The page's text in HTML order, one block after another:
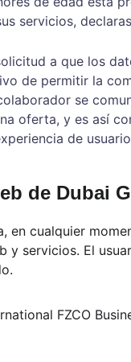
servicios,
a que los
de permitir la
se
oferta, y es así
de
de Dubai
en cualquier
y servicios. El
FZCO